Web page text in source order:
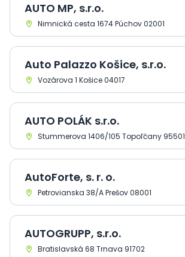
AUTO MP, s.r.o.
Nimnická cesta 1674 Púchov 02001
Auto Palazzo Košice, s.r.o.
Vozárova 1 Košice 04017
AUTO POLÁK s.r.o.
Stummerova 1406/105 Topoľčany 95501
AutoForte, s. r. o.
Petrovianska 38/A Prešov 08001
AUTOGRUPP, s.r.o.
Bratislavská 68 Trnava 91702